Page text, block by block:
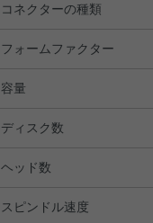
コネクターの種類
フォームファクター
容量
ディスク数
ヘッド数
スピンドル速度